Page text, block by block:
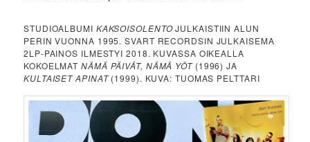
STUDIOALBUMI KAKSOISOLENTOJULKAISTIIN ALUN
PERIN VUONNA 1995. SVART RECORDSIN JULKAISEMA
2LP-PAINOS ILMESTYI 2018. KUVASSA OIKEALLA
KOKOELMATNÄMÄ PÄIVÄT, NÄMÄ YÖT(1996) JA
KULTAISET APINAT(1999). KUVA: TUOMAS PELTTARI